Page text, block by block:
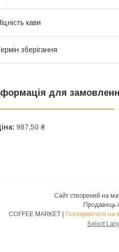
кави
зберігання
для
987,50 ₴
Сайт створений на
Продавець
COFFEE MARKET | Поскаржитися на
Select